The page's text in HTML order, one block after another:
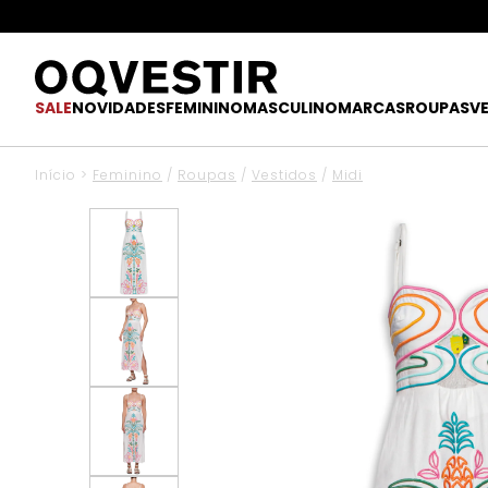
SALENOVIDADESFEMININOMASCULINOMARCASROUPAS
Início > Feminino / Roupas / Vestidos / Midi